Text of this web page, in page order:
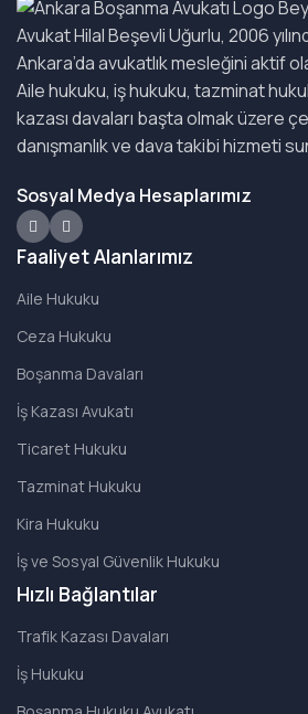
Avukat Hilal Beşevli Uğurlu, 2006
Ankara’da avukatlık mesleğini aktif
Aile hukuku, iş hukuku, tazminat
kazası davaları başta olmak üzere
danışmanlık ve dava takibi hizmeti
Sosyal Medya Hesaplarımız
Faaliyet Alanlarımız
Aile Hukuku
Ceza Hukuku
Boşanma Davaları
İş Kazası Avukatı
Ticaret Hukuku
Tazminat Hukuku
Kira Hukuku
İş ve Sosyal Güvenlik Hukuku
Hızlı Bağlantılar
Trafik Kazası Davaları
İş Hukuku